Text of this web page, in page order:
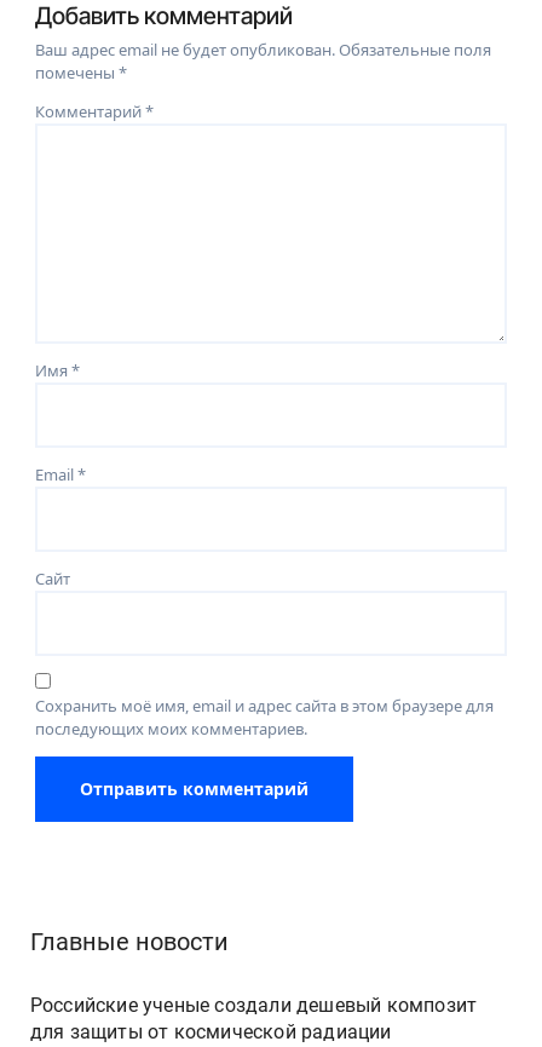
Добавить комментарий
Ваш адрес email не будет опубликован.Обязательные поля
помечены*
Комментарий*
Имя*
Email*
Сайт
Сохранить моё имя, email и адрес сайта в этом браузере для
последующих моих комментариев.
Главные новости
Российские ученые создали дешевый композит
для защиты от космической радиации